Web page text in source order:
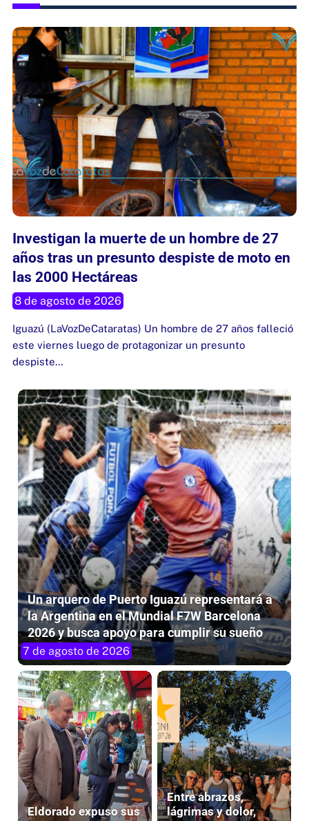
Investigan la muerte de un hombre de 27
años tras un presunto despiste de moto en
las 2000 Hectáreas
8 de agosto de 2026
Iguazú (LaVozDeCataratas) Un hombre de 27 años falleció
este viernes luego de protagonizar un presunto
despiste…
Un arquero de Puerto Iguazú representará a
la Argentina en el Mundial F7W Barcelona
2026 y busca apoyo para cumplir su sueño
7 de agosto de 2026
Eldorado expuso sus
Entre abrazos,
lágrimas y dolor,